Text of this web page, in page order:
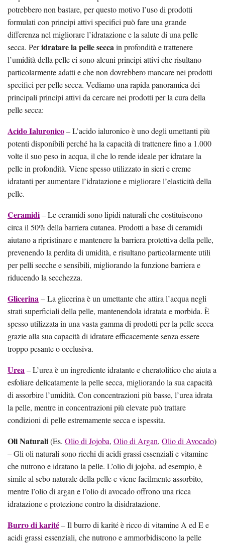
potrebbero non bastare, per questo motivo l’uso di prodotti
formulati con principi attivi specifici può fare una grande
differenza nel migliorare l’idratazione e la salute di una pelle
secca. Peridratare la pelle seccain profondità e trattenere
l’umidità della pelle ci sono alcuni principi attivi che risultano
particolarmente adatti e che non dovrebbero mancare nei prodotti
specifici per pelle secca. Vediamo una rapida panoramica dei
principali principi attivi da cercare nei prodotti per la cura della
pelle secca:
Acido Ialuronico– L’acido ialuronico è uno degli umettanti più
potenti disponibili perché ha la capacità di trattenere fino a 1.000
volte il suo peso in acqua, il che lo rende ideale per idratare la
pelle in profondità. Viene spesso utilizzato in sieri e creme
idratanti per aumentare l’idratazione e migliorare l’elasticità della
pelle.
Ceramidi– Le ceramidi sono lipidi naturali che costituiscono
circa il 50% della barriera cutanea. Prodotti a base di ceramidi
aiutano a ripristinare e mantenere la barriera protettiva della pelle,
prevenendo la perdita di umidità, e risultano particolarmente utili
per pelli secche e sensibili, migliorando la funzione barriera e
riducendo la secchezza.
Glicerina– La glicerina è un umettante che attira l’acqua negli
strati superficiali della pelle, mantenendola idratata e morbida. È
spesso utilizzata in una vasta gamma di prodotti per la pelle secca
grazie alla sua capacità di idratare efficacemente senza essere
troppo pesante o occlusiva.
Urea– L’urea è un ingrediente idratante e cheratolitico che aiuta a
esfoliare delicatamente la pelle secca, migliorando la sua capacità
di assorbire l’umidità. Con concentrazioni più basse, l’urea idrata
la pelle, mentre in concentrazioni più elevate può trattare
condizioni di pelle estremamente secca e ispessita.
Oli Naturali(Es. Olio di Jojoba, Olio di Argan, Olio di Avocado)
– Gli oli naturali sono ricchi di acidi grassi essenziali e vitamine
che nutrono e idratano la pelle. L’olio di jojoba, ad esempio, è
simile al sebo naturale della pelle e viene facilmente assorbito,
mentre l’olio di argan e l’olio di avocado offrono una ricca
idratazione e protezione contro la disidratazione.
Burro di karité– Il burro di karité è ricco di vitamine A ed E e
acidi grassi essenziali, che nutrono e ammorbidiscono la pelle